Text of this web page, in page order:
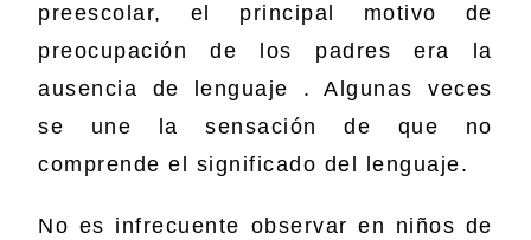
preescolar, el principal motivo de
preocupación de los padres era la
ausencia de lenguaje . Algunas veces
se une la sensación de que no
comprende el significado del lenguaje.
No es infrecuente observar en niños de